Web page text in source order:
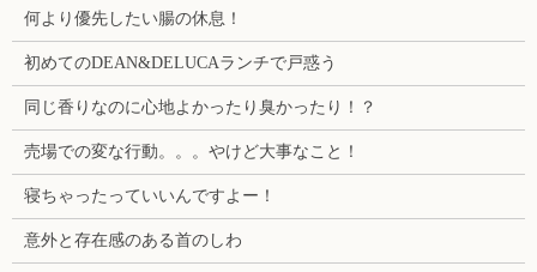
何より優先したい腸の休息！
初めてのDEAN&DELUCAランチで戸惑う
同じ香りなのに心地よかったり臭かったり！？
売場での変な行動。。。やけど大事なこと！
寝ちゃったっていいんですよー！
意外と存在感のある首のしわ